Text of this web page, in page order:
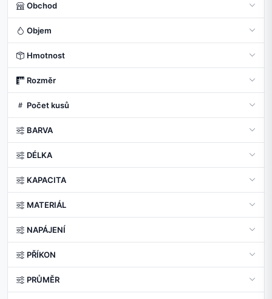
Obchod
Objem
Hmotnost
Rozměr
Počet kusů
BARVA
DÉLKA
KAPACITA
MATERIÁL
NAPÁJENÍ
PŘÍKON
PRŮMĚR